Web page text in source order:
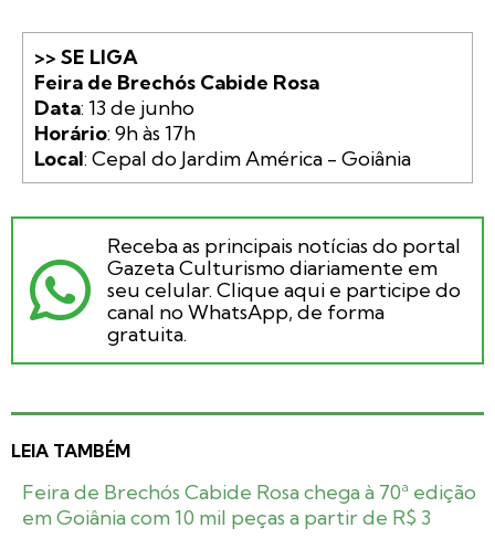
>> SE LIGA
Feira de Brechós Cabide Rosa
Data
Horário
Local: Cepal do Jardim América - Goiânia
Receba as principais notícias do portal
Gazeta Culturismo diariamente em
seu celular. Clique aqui e participe do
canal no WhatsApp, de forma
gratuita.
LEIA TAMBÉM
Feira de Brechós Cabide Rosa chega à 70ª edição
em Goiânia com 10 mil peças a partir de R$ 3